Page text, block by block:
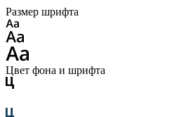
Размер шрифта
Цвет фона и шрифта